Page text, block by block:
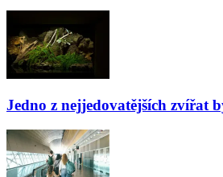
Jedno z nejjedovatějších zvířat